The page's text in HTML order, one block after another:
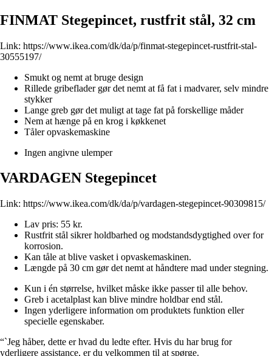
FINMAT Stegepincet, rustfrit stål, 32 cm
Link: https://www.ikea.com/dk/da/p/finmat-stegepincet-rustfrit-stal-
30555197/
Smukt og nemt at bruge design
Rillede gribeflader gør det nemt at få fat i madvarer, selv mindre
stykker
Lange greb gør det muligt at tage fat på forskellige måder
Nem at hænge på en krog i køkkenet
Tåler opvaskemaskine
Ingen angivne ulemper
VARDAGEN Stegepincet
Link: https://www.ikea.com/dk/da/p/vardagen-stegepincet-90309815/
Lav pris: 55 kr.
Rustfrit stål sikrer holdbarhed og modstandsdygtighed over for
korrosion.
Kan tåle at blive vasket i opvaskemaskinen.
Længde på 30 cm gør det nemt at håndtere mad under stegning.
Kun i én størrelse, hvilket måske ikke passer til alle behov.
Greb i acetalplast kan blive mindre holdbar end stål.
Ingen yderligere information om produktets funktion eller
specielle egenskaber.
“`Jeg håber, dette er hvad du ledte efter. Hvis du har brug for
yderligere assistance, er du velkommen til at spørge.